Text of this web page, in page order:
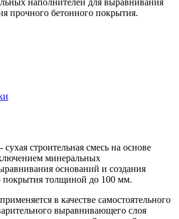
прочного бетонного покрытия.
строительная смесь на основе
минеральных
оснований и создания
покрытия толщиной до 100 мм.
в качестве самостоятельного
выравнивающего слоя